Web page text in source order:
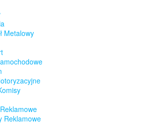
Metalowy
Reklamowe